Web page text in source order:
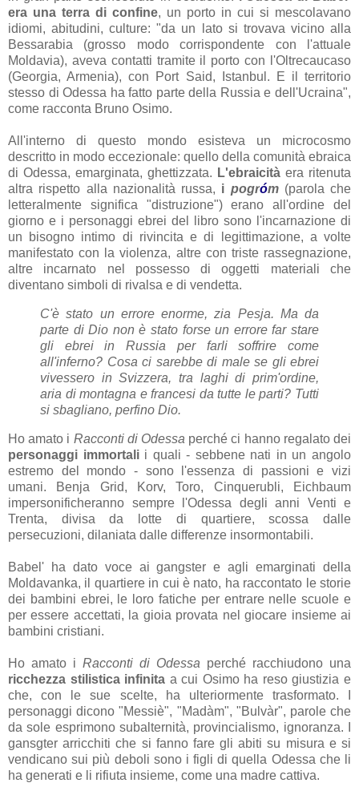
era una terra di confine, un porto in cui si mescolavano
idiomi, abitudini, culture: "da un lato si trovava vicino alla
Bessarabia (grosso modo corrispondente con l'attuale
Moldavia), aveva contatti tramite il porto con l'Oltrecaucaso
(Georgia, Armenia), con Port Said, Istanbul. E il territorio
stesso di Odessa ha fatto parte della Russia e dell'Ucraina",
come racconta Bruno Osimo.
All'interno di questo mondo esisteva un microcosmo
descritto in modo eccezionale: quello della comunità ebraica
di Odessa, emarginata, ghettizzata. L'ebraicità era ritenuta
altra rispetto alla nazionalità russa, i pogróm (parola che
letteralmente significa "distruzione") erano all'ordine del
giorno e i personaggi ebrei del libro sono l'incarnazione di
un bisogno intimo di rivincita e di legittimazione, a volte
manifestato con la violenza, altre con triste rassegnazione,
altre incarnato nel possesso di oggetti materiali che
diventano simboli di rivalsa e di vendetta.
C'è stato un errore enorme, zia Pesja. Ma da
parte di Dio non è stato forse un errore far stare
gli ebrei in Russia per farli soffrire come
all'inferno? Cosa ci sarebbe di male se gli ebrei
vivessero in Svizzera, tra laghi di prim'ordine,
aria di montagna e francesi da tutte le parti? Tutti
si sbagliano, perfino Dio.
Ho amato i Racconti di Odessa perché ci hanno regalato dei
personaggi immortalii quali - sebbene nati in un angolo
estremo del mondo - sono l'essenza di passioni e vizi
umani. Benja Grid, Korv, Toro, Cinquerubli, Eichbaum
impersonificheranno sempre l'Odessa degli anni Venti e
Trenta, divisa da lotte di quartiere, scossa dalle
persecuzioni, dilaniata dalle differenze insormontabili.
Babel' ha dato voce ai gangster e agli emarginati della
Moldavanka, il quartiere in cui è nato, ha raccontato le storie
dei bambini ebrei, le loro fatiche per entrare nelle scuole e
per essere accettati, la gioia provata nel giocare insieme ai
bambini cristiani.
Ho amato i Racconti di Odessa perché racchiudono una
ricchezza stilistica infinita a cui Osimo ha reso giustizia e
che, con le sue scelte, ha ulteriormente trasformato. I
personaggi dicono "Messiè", "Madàm", "Bulvàr", parole che
da sole esprimono subalternità, provincialismo, ignoranza. I
gansgter arricchiti che si fanno fare gli abiti su misura e si
vendicano sui più deboli sono i figli di quella Odessa che li
ha generati e li rifiuta insieme, come una madre cattiva.